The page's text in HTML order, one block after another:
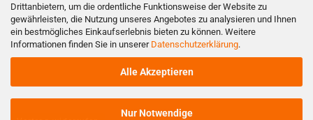
Drittanbietern, um die ordentliche Funktionsweise der Website zu
gewährleisten, die Nutzung unseres Angebotes zu analysieren und Ihnen
ein bestmögliches Einkaufserlebnis bieten zu können. Weitere
Informationen finden Sie in unserer Datenschutzerklärung.
Alle Akzeptieren
Nur Notwendige
Cookie Einstellungen